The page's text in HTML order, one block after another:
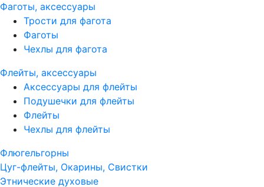
Фаготы, аксессуары
Трости для фагота
Фаготы
Чехлы для фагота
Флейты, аксессуары
Аксессуары для флейты
Подушечки для флейты
Флейты
Чехлы для флейты
Флюгельгорны
Цуг-флейты, Окарины, Свистки
Этнические духовые